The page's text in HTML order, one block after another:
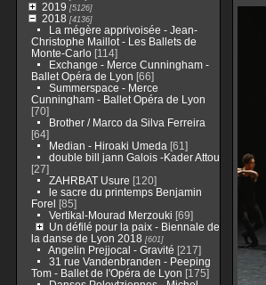
2019 [5126]
2018 [4136]
La mégère apprivoisée - Jean-
Christophe Maillot - Les Ballets de
Monte-Carlo[114]
Exchange - Merce Cunningham -
Ballet Opéra de Lyon [66]
Summerspace - Merce
Cunningham - Ballet Opéra de Lyon
[70]
Brother / Marco da Silva Ferreira
[64]
Median - Hiroaki Umeda [61]
double bill jann Galois -Kader Attou
[27]
ZAHRBAT Usure [120]
le sacre du printemps Benjamin
Forel [85]
Vertikal-Mourad Merzouki [69]
Un défilé pour la paix - Biennale de
la danse de Lyon 2018 [601]
Angelin Prejjocal - Gravité [217]
31 rue Vandenbranden - Peeping
Tom - Ballet de l'Opéra de Lyon [175]